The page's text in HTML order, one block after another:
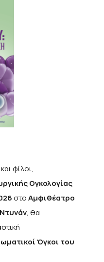
φίλοι,
Ογκολογίας
στοΑμφιθέατρο
, θα
Όγκοι του